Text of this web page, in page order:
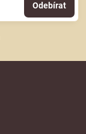
Odebírat